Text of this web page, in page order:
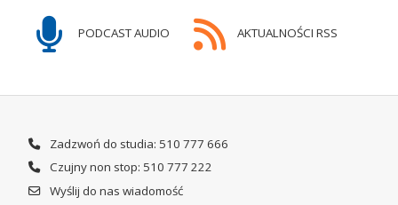
PODCAST AUDIO AKTUALNOŚCI RSS
Zadzwoń do studia: 510 777 666
Czujny non stop: 510 777 222
Wyślij do nas wiadomość